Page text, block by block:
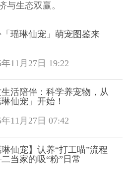
与生态双赢。
瑶琳仙宠」萌宠图鉴来
年11月27日 19:22
活陪伴：科学养宠物，从
琳仙宠」开始！
年11月27日 07:42
琳仙宠】认养“打工喵”流程
当家的吸“粉”日常